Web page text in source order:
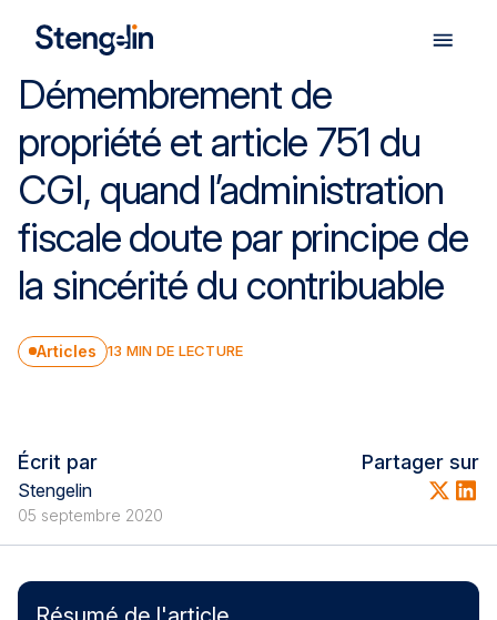
Nos expertises
Nos solutions
Facture électronique
Notre cabinet
Nous rejoindre
Démembrement de
propriété et article 751 du
CGI, quand l’administration
fiscale doute par principe de
la sincérité du contribuable
Articles 13 MIN DE LECTURE
Écrit par
Stengelin
05 septembre 2020
Partager sur